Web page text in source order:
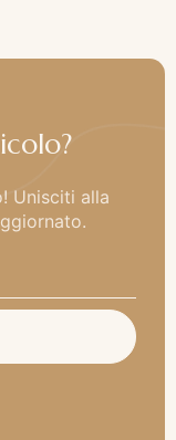
Unisciti alla